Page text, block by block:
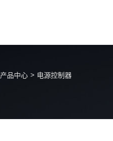
产品中心 > 电源控制器